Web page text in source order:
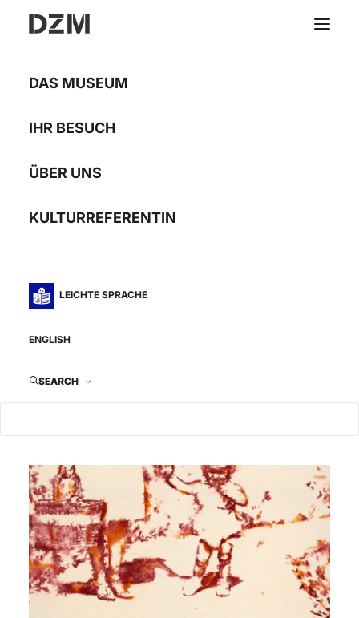
DAS MUSEUM
IHR BESUCH
ÜBER UNS
KULTURREFERENTIN
LEICHTE SPRACHE
ENGLISH
SEARCH
LIFELINE
Dieter Mammel